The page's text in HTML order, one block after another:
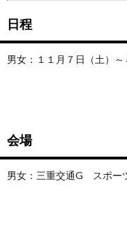
日程
男女：１１月７日（土）～
会場
男女：三重交通G スポー